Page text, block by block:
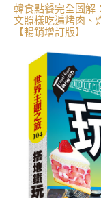
韓食點餐完全圖
文照樣吃遍烤肉、
【暢銷增訂版】